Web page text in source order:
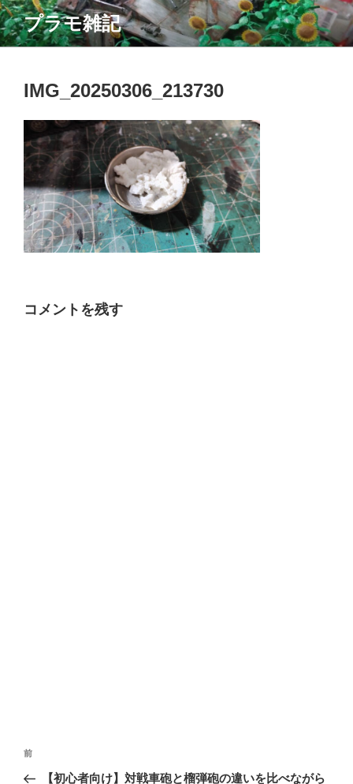
コ
ン
テ
プラモ雑記
IMG_20250306_213730
コメントを残す
投
前
の
前
【初心者向け】対戦車砲と榴弾砲の違いを比べながら